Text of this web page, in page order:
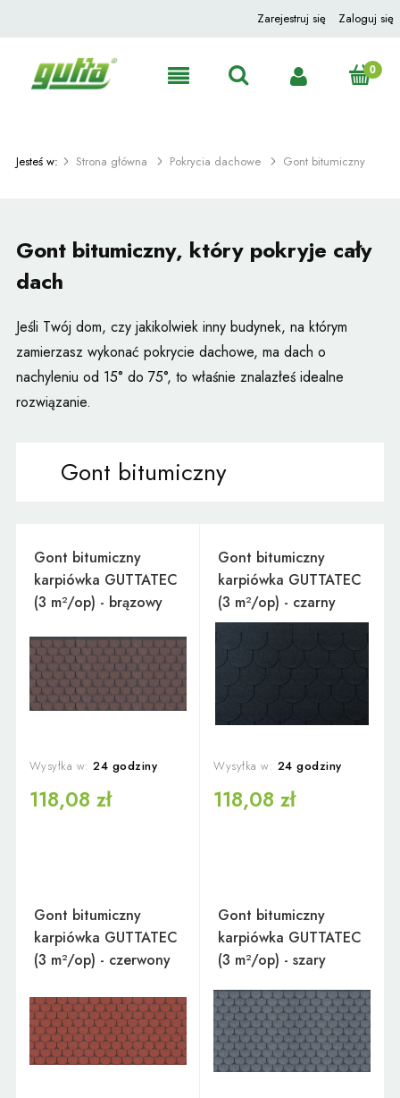
Zarejestruj się Zaloguj się
Jesteś w: Strona główna Pokrycia dachowe Gont bitumiczny
Gont bitumiczny, który pokryje cały
dach
Jeśli Twój dom, czy jakikolwiek inny budynek, na którym
zamierzasz wykonać pokrycie dachowe, ma dach o
nachyleniu od 15° do 75°, to właśnie znalazłeś idealne
rozwiązanie.
Gont bitumiczny
Gont bitumiczny
karpiówka GUTTATEC
(3 m²/op) - brązowy
Wysyłka w: 24 godziny
118,08 zł
Gont bitumiczny
karpiówka GUTTATEC
(3 m²/op) - czarny
Wysyłka w: 24 godziny
118,08 zł
Gont bitumiczny
karpiówka GUTTATEC
(3 m²/op) - czerwony
Gont bitumiczny
karpiówka GUTTATEC
(3 m²/op) - szary